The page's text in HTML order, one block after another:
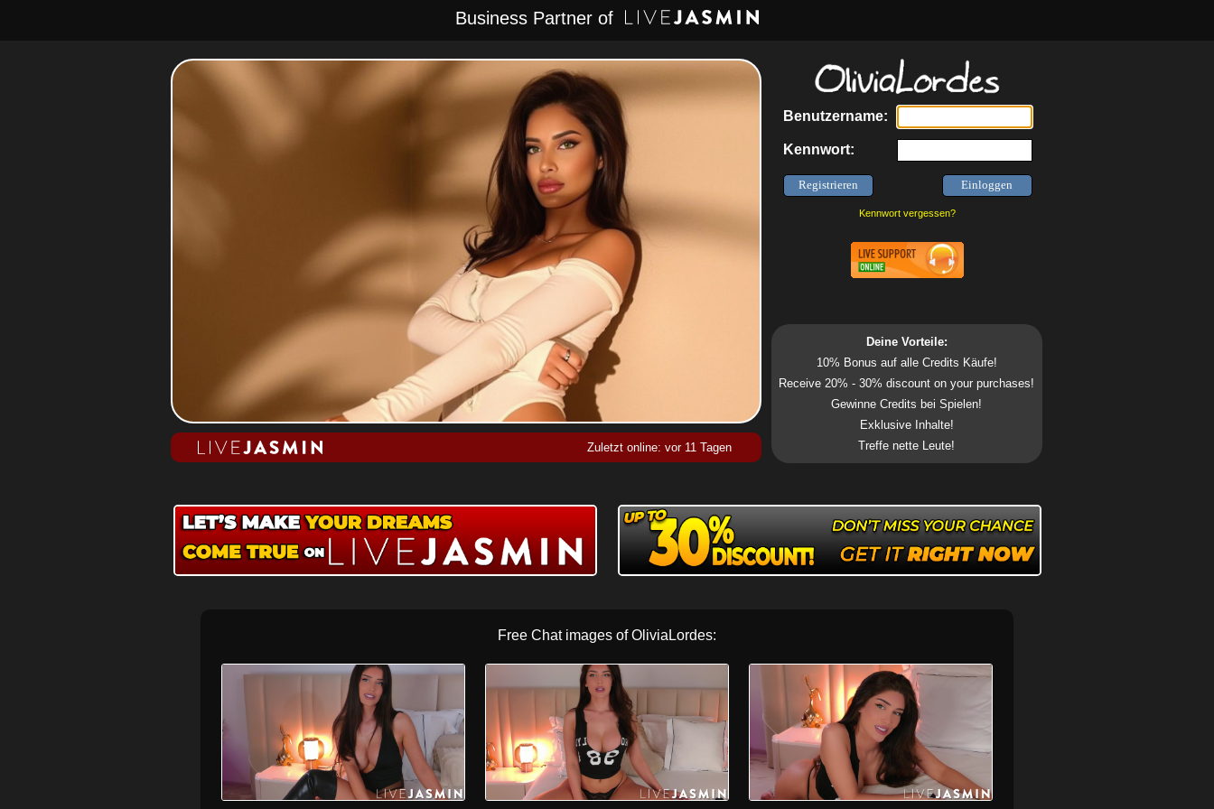
Business Partner of
Zuletzt online: vor 11 Tagen
Benutzername:
Kennwort:
Kennwort vergessen?
Deine Vorteile:
10% Bonus auf alle Credits Käufe!
Receive 20% - 30% discount on your purchases!
Gewinne Credits bei Spielen!
Exklusive Inhalte!
Treffe nette Leute!
Free Chat images of OliviaLordes: